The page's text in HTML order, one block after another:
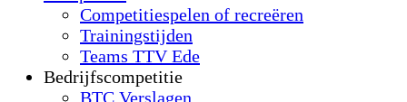
Competitiespelen of recreëren
Trainingstijden
Teams TTV Ede
Bedrijfscompetitie
BTC Verslagen